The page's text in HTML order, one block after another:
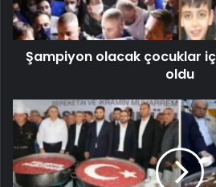
Şampiyon olacak çocuklar
oldu